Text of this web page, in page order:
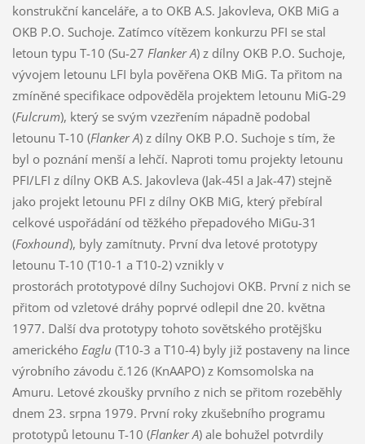
konstrukční kanceláře, a to OKB A.S. Jakovleva, OKB MiG a
OKB P.O. Suchoje. Zatímco vítězem konkurzu PFI se stal
letoun typu T-10 (Su-27 Flanker A) z dílny OKB P.O. Suchoje,
vývojem letounu LFI byla pověřena OKB MiG. Ta přitom na
zmíněné specifikace odpověděla projektem letounu MiG-29
(Fulcrum), který se svým vzezřením nápadně podobal
letounu T-10 (Flanker A) z dílny OKB P.O. Suchoje s tím, že
byl o poznání menší a lehčí. Naproti tomu projekty letounu
PFI/LFI z dílny OKB A.S. Jakovleva (Jak-45I a Jak-47) stejně
jako projekt letounu PFI z dílny OKB MiG, který přebíral
celkové uspořádání od těžkého přepadového MiGu-31
(Foxhound), byly zamítnuty. První dva letové prototypy
letounu T-10 (T10-1 a T10-2) vznikly v
prostorách prototypové dílny Suchojovi OKB. První z nich se
přitom od vzletové dráhy poprvé odlepil dne 20. května
1977. Další dva prototypy tohoto sovětského protějšku
amerického Eaglu (T10-3 a T10-4) byly již postaveny na lince
výrobního závodu č.126 (KnAAPO) z Komsomolska na
Amuru. Letové zkoušky prvního z nich se přitom rozeběhly
dnem 23. srpna 1979. První roky zkušebního programu
prototypů letounu T-10 (Flanker A) ale bohužel potvrdily